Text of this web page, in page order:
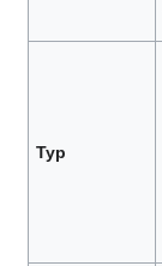
Typ